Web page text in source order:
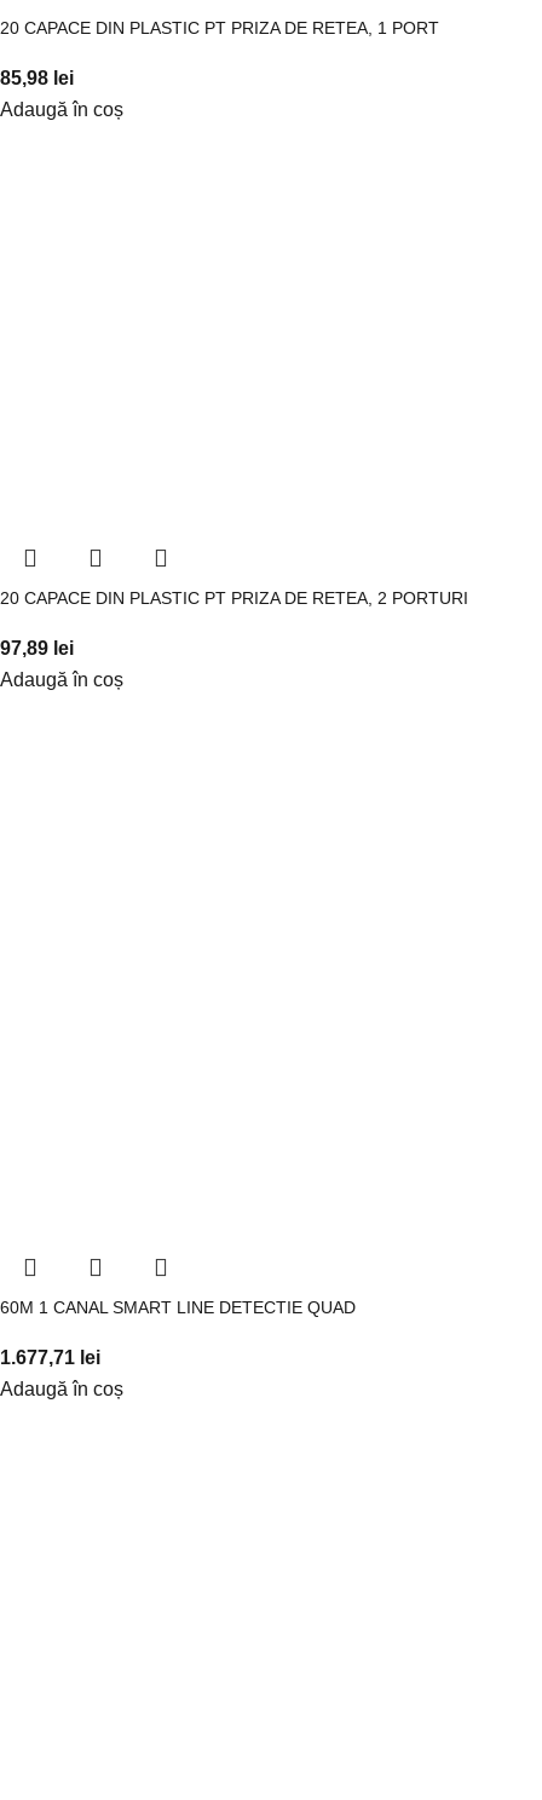
20 CAPACE DIN PLASTIC PT PRIZA DE RETEA, 1 PORT
85,98 lei
Adaugă în coș
20 CAPACE DIN PLASTIC PT PRIZA DE RETEA, 2 PORTURI
97,89 lei
Adaugă în coș
60M 1 CANAL SMART LINE DETECTIE QUAD
1.677,71 lei
Adaugă în coș